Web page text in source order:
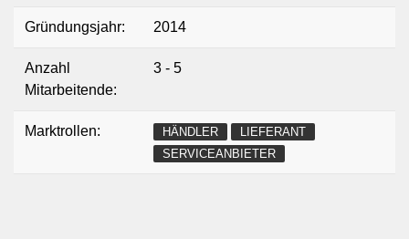
Gründungsjahr: 2014
Anzahl
Mitarbeitende:
3 - 5
Marktrollen: HÄNDLER
LIEFERANT
SERVICEANBIETER